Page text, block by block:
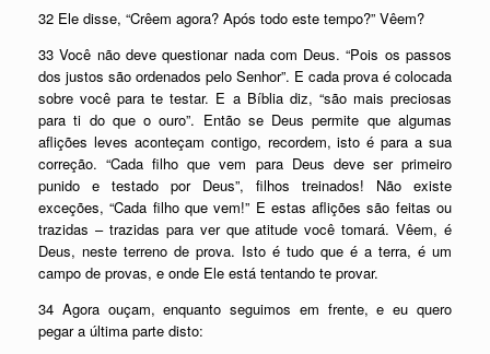
32 Ele disse, “Crêem agora? Após todo este tempo?” Vêem?
33 Você não deve questionar nada com Deus. “Pois os passos
dos justos são ordenados pelo Senhor”. E cada prova é colocada
sobre você para te testar. E a Bíblia diz, “são mais preciosas
para ti do que o ouro”. Então se Deus permite que algumas
aflições leves aconteçam contigo, recordem, isto é para a sua
correção. “Cada filho que vem para Deus deve ser primeiro
punido e testado por Deus”, filhos treinados! Não existe
exceções, “Cada filho que vem!” E estas aflições são feitas ou
trazidas – trazidas para ver que atitude você tomará. Vêem, é
Deus, neste terreno de prova. Isto é tudo que é a terra, é um
campo de provas, e onde Ele está tentando te provar.
34 Agora ouçam, enquanto seguimos em frente, e eu quero
pegar a última parte disto: